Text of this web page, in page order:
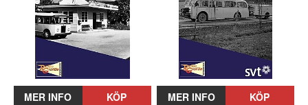
MER INFO KÖP MER INFO KÖP